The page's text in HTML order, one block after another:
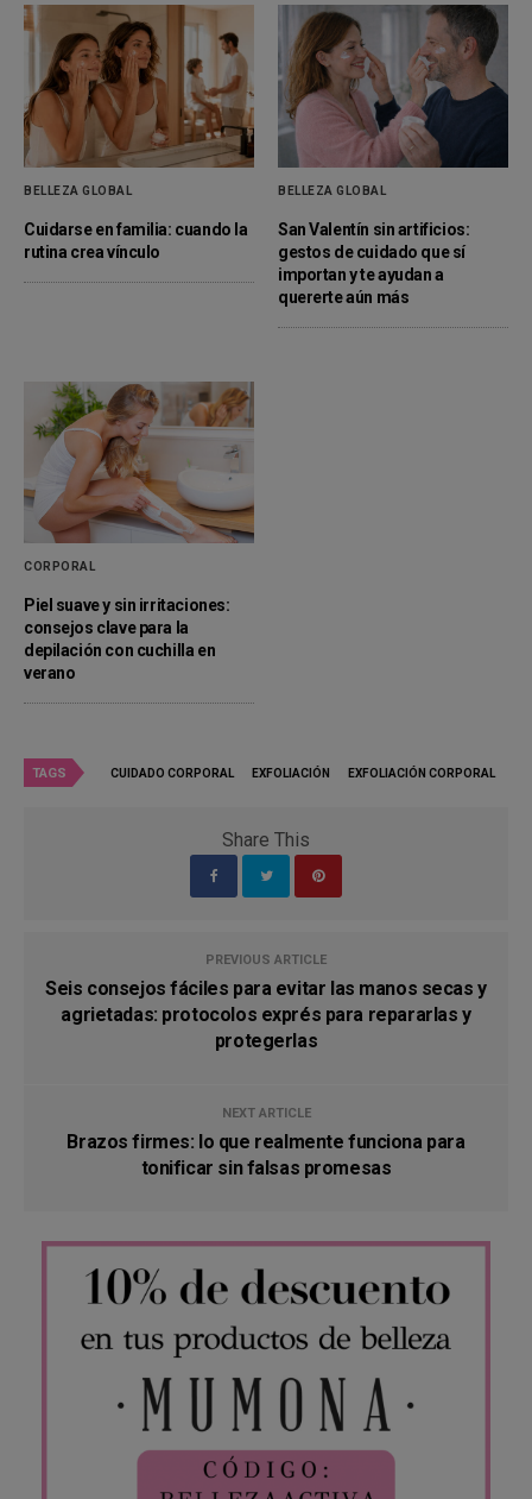
BELLEZA GLOBAL
Cuidarse en familia: cuando la
rutina crea vínculo
BELLEZA GLOBAL
San Valentín sin artificios:
gestos de cuidado que sí
importan y te ayudan a
quererte aún más
CORPORAL
Piel suave y sin irritaciones:
consejos clave para la
depilación con cuchilla en
verano
TAGS CUIDADO CORPORAL EXFOLIACIÓN EXFOLIACIÓN CORPORAL
Share This
PREVIOUS ARTICLE
Seis consejos fáciles para evitar las manos secas y
agrietadas: protocolos exprés para repararlas y
protegerlas
NEXT ARTICLE
Brazos firmes: lo que realmente funciona para
tonificar sin falsas promesas